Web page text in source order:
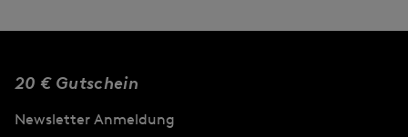
20 € Gutschein
Newsletter Anmeldung